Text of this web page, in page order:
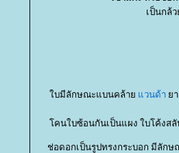
เป็นกล้
บมีลักษณะแบนคล้า วนด้า า
คนใบซ้อนกันเป็นแผง ใบโค้งสลั
ช่อดอกเป็นรูปทรงกระบอก มีลัก